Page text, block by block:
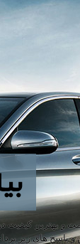
و بهترین
های زیر